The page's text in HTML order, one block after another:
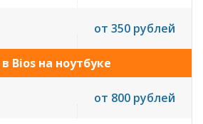
от 350 рублей
Bios на ноутбуке
от 800 рублей